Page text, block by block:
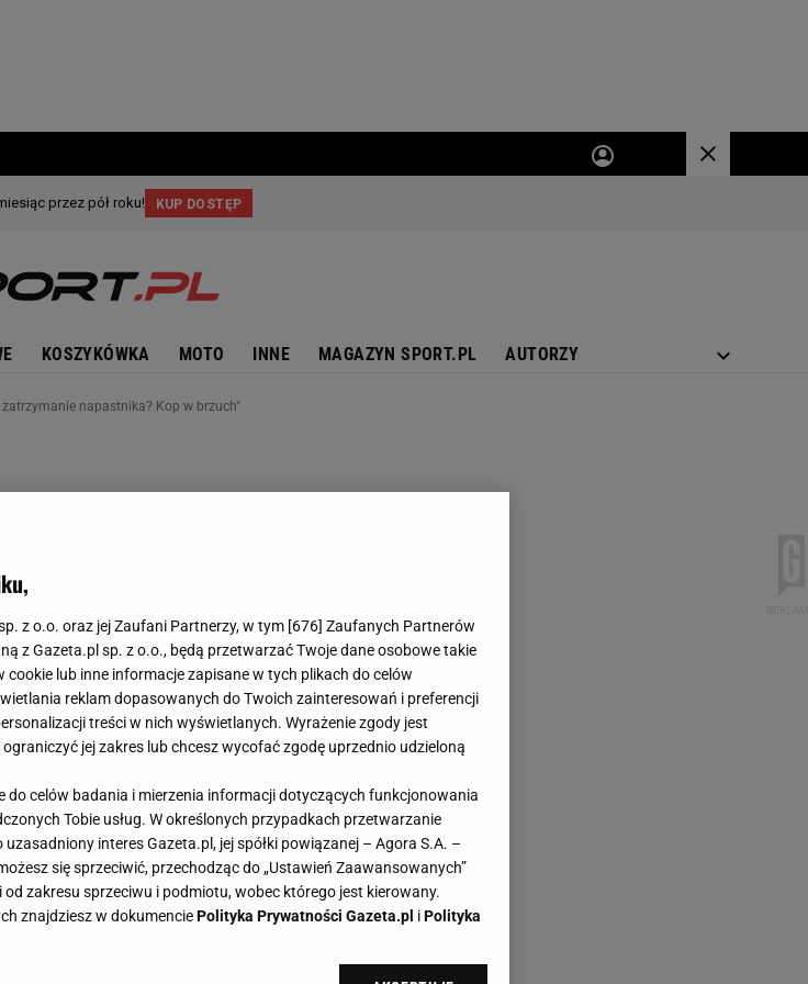
KOSZYKÓWKA MOTO INNE MAGAZYN SPORT.PL AUTORZY
napastnika? Kop w brzuch"
z o.o. oraz jej Zaufani Partnerzy, w tym [676] Zaufanych Partnerów
z Gazeta.pl sp. z o.o., będą przetwarzać Twoje dane osobowe takie
lub inne informacje zapisane w tych plikach do celów
reklam dopasowanych do Twoich zainteresowań i preferencji
treści w nich wyświetlanych. Wyrażenie zgody jest
jej zakres lub chcesz wycofać zgodę uprzednio udzieloną
celów badania i mierzenia informacji dotyczących funkcjonowania
Tobie usług. W określonych przypadkach przetwarzanie
interes Gazeta.pl, jej spółki powiązanej – Agora S.A. –
się sprzeciwić, przechodząc do „Ustawień Zaawansowanych”
zakresu sprzeciwu i podmiotu, wobec którego jest kierowany.
znajdziesz w dokumenciePolityka Prywatności Gazeta.pl iPolityka